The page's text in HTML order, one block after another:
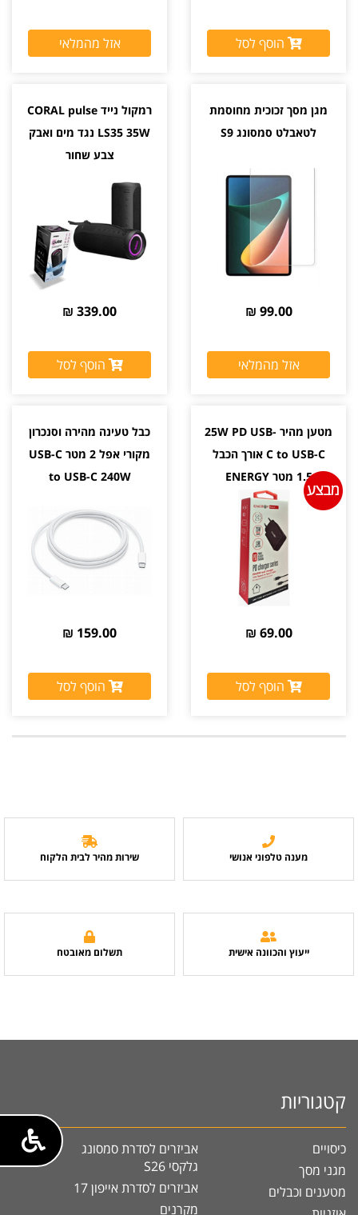
הוסף לסל אזל מהמלאי
מגן מסך זכוכית מחוסמת
לטאבלט סמסונג S9
99.00 ₪
אזל מהמלאי
רמקול נייד CORAL pulse
LS35 35W נגד מים ואבק
צבע שחור
339.00 ₪
הוסף לסל
מטען מהיר 25W PD USB-
C to USB-C אורך הכבל
1.5 מטר ENERGY
69.00 ₪
הוסף לסל
כבל טעינה מהירה וסנכרון
מקורי אפל 2 מטר USB-C
to USB-C 240W
159.00 ₪
הוסף לסל
מענה טלפוני אנושי שירות מהיר לבית הלקוח
ייעוץ והכוונה אישית תשלום מאובטח
קטגוריות
כיסויים
מגני מסך
מטענים וכבלים
אביזרים לסדרת סמסונג
גלקסי S26
אביזרים לסדרת אייפון 17
מקרנים